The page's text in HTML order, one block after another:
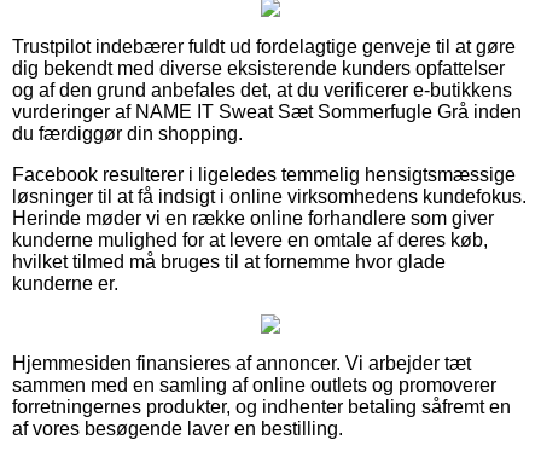
Trustpilot indebærer fuldt ud fordelagtige genveje til at gøre
dig bekendt med diverse eksisterende kunders opfattelser
og af den grund anbefales det, at du verificerer e-butikkens
vurderinger af NAME IT Sweat Sæt Sommerfugle Grå inden
du færdiggør din shopping.
Facebook resulterer i ligeledes temmelig hensigtsmæssige
løsninger til at få indsigt i online virksomhedens kundefokus.
Herinde møder vi en række online forhandlere som giver
kunderne mulighed for at levere en omtale af deres køb,
hvilket tilmed må bruges til at fornemme hvor glade
kunderne er.
Hjemmesiden finansieres af annoncer. Vi arbejder tæt
sammen med en samling af online outlets og promoverer
forretningernes produkter, og indhenter betaling såfremt en
af vores besøgende laver en bestilling.